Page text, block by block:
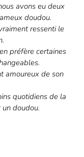
avons eu deux
doudou.
ressenti le
préfère certaines
amoureux de son
quotidiens de la
doudou.